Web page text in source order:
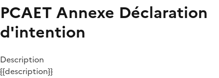
PCAET Annexe Déclaration
d'intention
Description
{{description}}